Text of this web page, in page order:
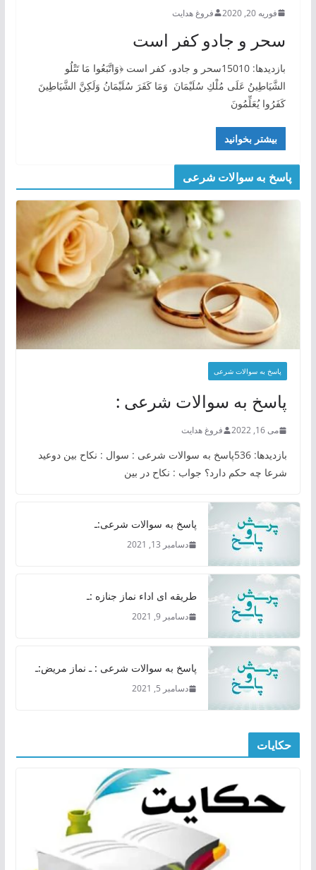
فوریه 20, 2020 فروغ هدایت
سحر و جادو کفر است
بازدیدها: 15010سحر و جادو، کفر است ﴿وَاتَّبَعُوا مَا تَتْلُو
الشَّيَاطِينُ عَلَى مُلْكِ سُلَيْمَانَ وَمَا كَفَرَ سُلَيْمَانُ وَلَكِنَّ الشَّيَاطِينَ
كَفَرُوا يُعَلِّمُونَ
بیشتر بخوانید
پاسخ به سوالات شرعی
پاسخ به سوالات شرعی
پاسخ به سوالات شرعی :
می 16, 2022 فروغ هدایت
بازدیدها: 536پاسخ به سوالات شرعی : سوال : نکاح بین دوعید
شرعا چه حکم دارد؟ جواب : نکاح در بین
پاسخ به سوالات شرعی:ـ
دسامبر 13, 2021
طریقه ای اداء نماز جنازه :ـ
دسامبر 9, 2021
پاسخ به سوالات شرعی : ـ نماز مریض:ـ
دسامبر 5, 2021
حکایات